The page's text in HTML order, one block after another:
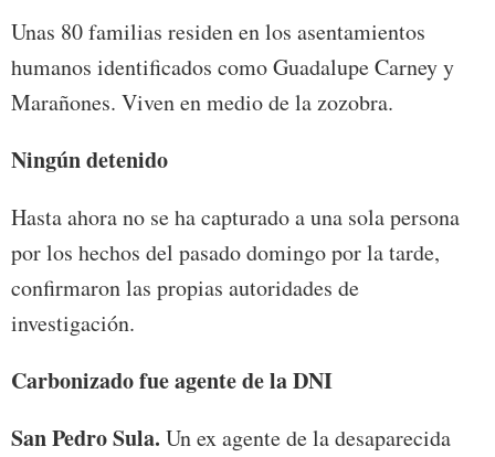
Unas 80 familias residen en los asentamientos
humanos identificados como Guadalupe Carney y
Marañones. Viven en medio de la zozobra.
Ningún detenido
Hasta ahora no se ha capturado a una sola persona
por los hechos del pasado domingo por la tarde,
confirmaron las propias autoridades de
investigación.
Carbonizado fue agente de la DNI
San Pedro Sula. Un ex agente de la desaparecida